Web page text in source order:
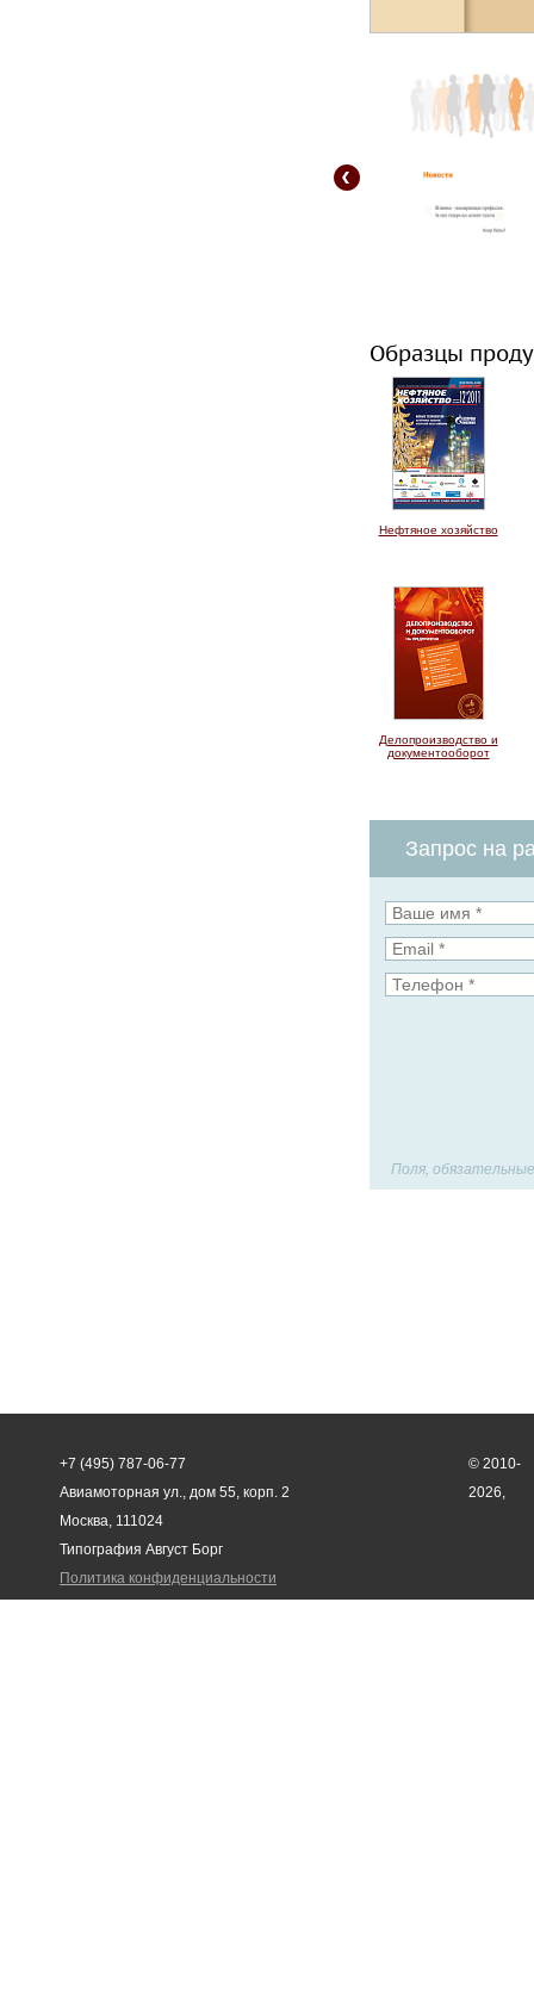
Образцы
Нефтяное хозяйство
Делопроизводство и
документооборот
Запрос на
Поля,
+7 (495) 787-06-77
Авиамоторная ул., дом 55, корп. 2
Москва, 111024
© 2010-
2026,
Типография Август Борг
Политика конфиденциальности